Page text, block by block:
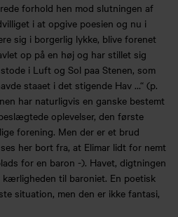
forhold hen mod slutningen af
i at opgive poesien og nu i
sig i borgerlig lykke, blive forenet
op på en høj og har stillet sig
i Luft og Sol paa Stenen, som
staaet i det stigende Hav …“ (p.
har naturligvis en ganske bestemt
oplevelser, den første
forening. Men der er et brud
her bort fra, at Elimar lidt for nemt
for en baron -). Havet, digtningen
til baroniet. En poetisk
situation, men den er ikke fantasi,